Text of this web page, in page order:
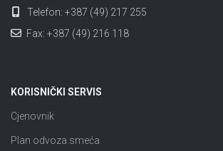
Telefon: +387 (49) 217 255
Fax: +387 (49) 216 118
KORISNIČKI SERVIS
Cjenovnik
Plan odvoza smeća